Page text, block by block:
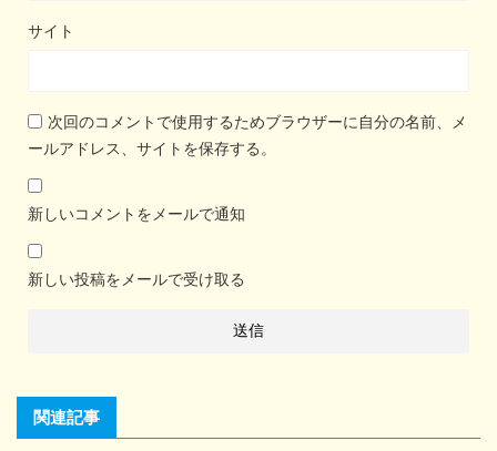
サイト
次回のコメントで使用するためブラウザーに自分の名前、メ
ールアドレス、サイトを保存する。
新しいコメントをメールで通知
新しい投稿をメールで受け取る
関連記事